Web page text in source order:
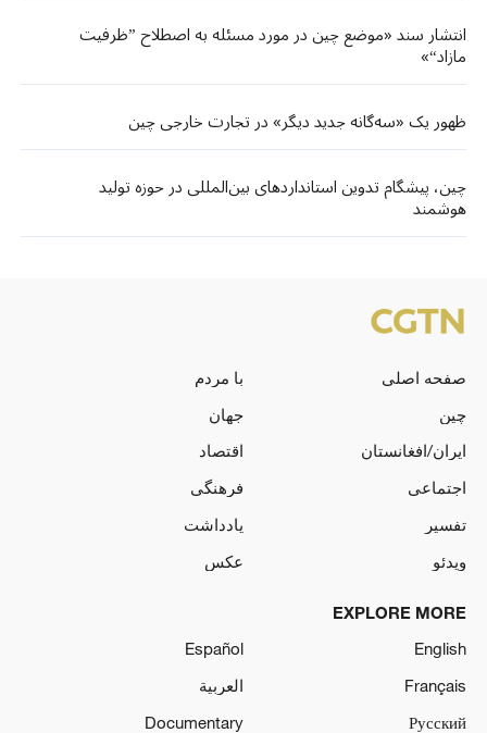
انتشار سند «موضع چین در مورد مسئله به اصطلاح ”ظرفیت
مازاد“»
ظهور یک «سه‌گانه جدید دیگر» در تجارت خارجی چین
چین، پیشگام تدوین استانداردهای بین‌المللی در حوزه تولید
هوشمند
صفحه اصلی
با مردم
چین
جهان
ایران/افغانستان
اقتصاد
اجتماعی
فرهنگی
تفسیر
یادداشت
ویدئو
عکس
EXPLORE MORE
English
Español
Français
العربية
Русский
Documentary